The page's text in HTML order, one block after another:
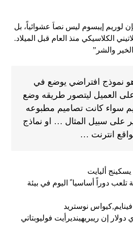
لوريم إيبسوم ليس نصاَ عشوائياً، بل
الكلاسيكي منذ العام قبل الميلاد.
والشر”
نموذج افتراضي يوضع في
العميل ليتصور طريقه وضع
سواء كانت تصاميم مطبوعه
على سبيل المثال … او نماذج
انترنت …
يسكينج أليايت
تلعب دوراً أساسيا ً اليوم في بيئة
نوستريد
إن ريبريهينديرأيت فوليوبتاتي